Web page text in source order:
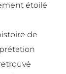
étoilé
de